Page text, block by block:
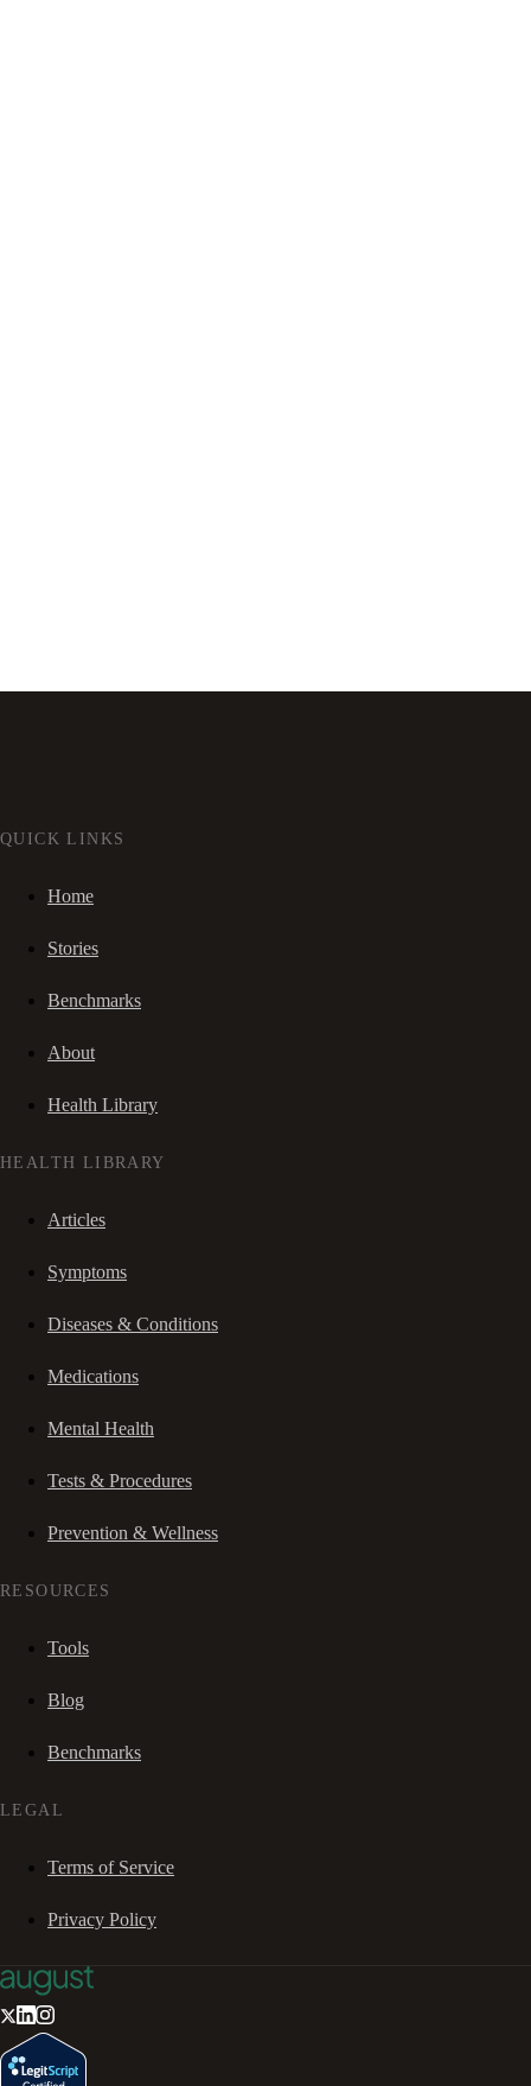
QUICK LINKS
Home
Stories
Benchmarks
About
Health Library
HEALTH LIBRARY
Articles
Symptoms
Diseases & Conditions
Medications
Mental Health
Tests & Procedures
Prevention & Wellness
RESOURCES
Tools
Blog
Benchmarks
LEGAL
Terms of Service
Privacy Policy